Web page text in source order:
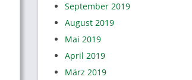
September 2019
August 2019
Mai 2019
April 2019
März 2019